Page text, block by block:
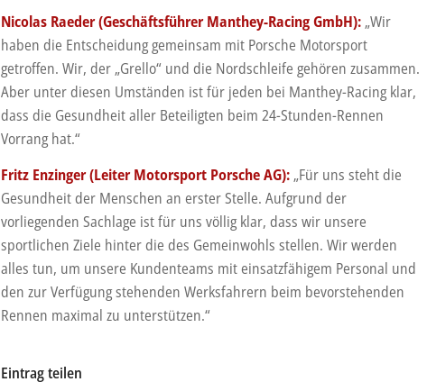
Nicolas Raeder (Geschäftsführer Manthey-Racing GmbH): „Wir
haben die Entscheidung gemeinsam mit Porsche Motorsport
getroffen. Wir, der „Grello“ und die Nordschleife gehören zusammen.
Aber unter diesen Umständen ist für jeden bei Manthey-Racing klar,
dass die Gesundheit aller Beteiligten beim 24-Stunden-Rennen
Vorrang hat.“
Fritz Enzinger (Leiter Motorsport Porsche AG): „Für uns steht die
Gesundheit der Menschen an erster Stelle. Aufgrund der
vorliegenden Sachlage ist für uns völlig klar, dass wir unsere
sportlichen Ziele hinter die des Gemeinwohls stellen. Wir werden
alles tun, um unsere Kundenteams mit einsatzfähigem Personal und
den zur Verfügung stehenden Werksfahrern beim bevorstehenden
Rennen maximal zu unterstützen.“
Eintrag teilen